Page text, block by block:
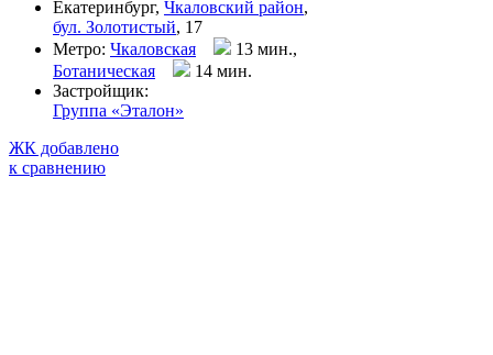
Екатеринбург, Чкаловский район,
бул. Золотистый, 17
Метро: Чкаловская
13 мин.,
Ботаническая
14 мин.
Застройщик:
Группа «Эталон»
ЖК добавлено
к сравнению